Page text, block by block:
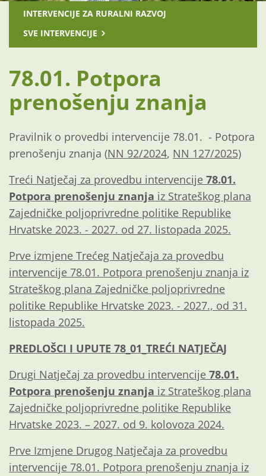
INTERVENCIJE ZA RURALNI RAZVOJ
SVE INTERVENCIJE
78.01. Potpora
prenošenju znanja
Pravilnik o provedbi intervencije 78.01. - Potpora
prenošenju znanja (NN 92/2024, NN 127/2025)
Treći Natječaj za provedbu intervencije 78.01.
Potpora prenošenju znanja iz Strateškog plana
Zajedničke poljoprivredne politike Republike
Hrvatske 2023. - 2027. od 27. listopada 2025.
Prve izmjene Trećeg Natječaja za provedbu
intervencije 78.01. Potpora prenošenju znanja iz
Strateškog plana Zajedničke poljoprivredne
politike Republike Hrvatske 2023. - 2027., od 31.
listopada 2025.
PREDLOŠCI I UPUTE 78_01_TREĆI NATJEČAJ
Drugi Natječaj za provedbu intervencije 78.01.
Potpora prenošenju znanja iz Strateškog plana
Zajedničke poljoprivredne politike Republike
Hrvatske 2023. – 2027. od 9. kolovoza 2024.
Prve Izmjene Drugog Natječaja za provedbu
intervencije 78.01. Potpora prenošenju znanja iz